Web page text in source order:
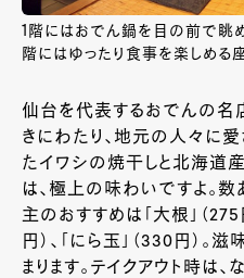
1階にはおでん鍋を目の前で眺
階にはゆったり食事を楽しめる
仙台を代表するおでんの名
きにわたり、地元の人々に
たイワシの焼干しと北海道
は、極上の味わいですよ。
主のおすすめは「大根」（275
円）、「にら玉」（330 円）。
まります。テイクアウト時は